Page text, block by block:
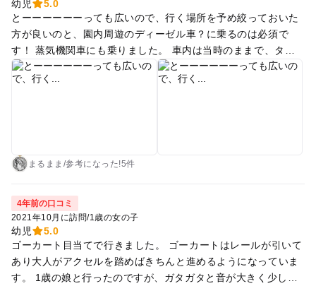
きないのかもしれません)。お昼はゆうひが丘の売店でみたらし
団子(1本110円)と五平餅を買って外で食べました(室内もありま
す)。お外で食べる時はトンビに要注意です…。 室内遊び場も
あるみたいなので次はそこも伺いたいなと思いました。
幼児
5.0
とーーーーーーっても広いので、行く場所を予め絞っておいた
方が良いのと、園内周遊のディーゼル車？に乗るのは必須で
す！ 蒸気機関車にも乗りました。 車内は当時のままで、タイ
ムスリップしたようでした♪ (写真2枚目参照) 我が家は、まるち
ゃんが4歳の時に行きました。 大きな滑り台やアリ地獄みたい
ポットです！
まるまま /参考に なった!5件
4年前の口コミ
2021年10月に訪問/1歳の女の子
幼児
5.0
ゴーカート目当てで行きました。 ゴーカートはレールが引いて
あり大人がアクセルを踏めばきちんと進めるようになっていま
す。 1歳の娘と行ったのですが、ガタガタと音が大きく少し怖